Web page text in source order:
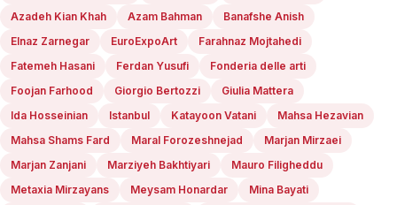
Azadeh Kian Khah
Azam Bahman
Banafshe Anish
Elnaz Zarnegar
EuroExpoArt
Farahnaz Mojtahedi
Fatemeh Hasani
Ferdan Yusufi
Fonderia delle arti
Foojan Farhood
Giorgio Bertozzi
Giulia Mattera
Ida Hosseinian
Istanbul Katayoon Vatani
Mahsa Hezavian
Mahsa Shams Fard
Maral Forozeshnejad
Marjan Mirzaei
Marjan Zanjani
Marziyeh Bakhtiyari
Mauro Filigheddu
Metaxia Mirzayans
Meysam Honardar Mina Bayati